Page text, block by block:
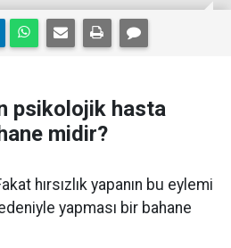
psikolojik hasta
midir?
hırsızlık yapanın bu eylemi
yapması bir bahane